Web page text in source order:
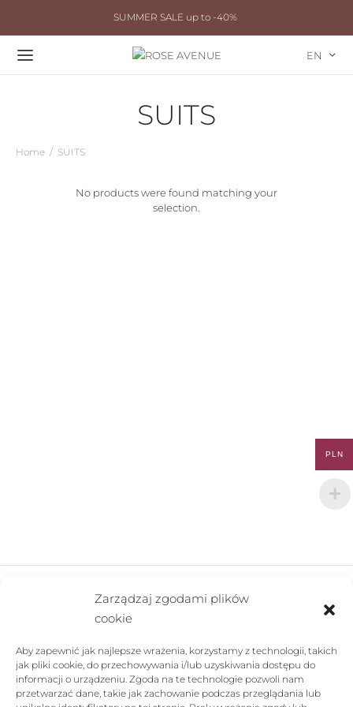
Zarządzaj zgodami plików
cookie
Aby zapewnić jak najlepsze wrażenia, korzystamy z technologii, takich
jak pliki cookie, do przechowywania i/lub uzyskiwania dostępu do
informacji o urządzeniu. Zgoda na te technologie pozwoli nam
przetwarzać dane, takie jak zachowanie podczas przeglądania lub
SUMMER SALE up to -40%
EN
SUITS
Home / SUITS
No products were found matching your
selection.
POMOC
SKLEP
PLN